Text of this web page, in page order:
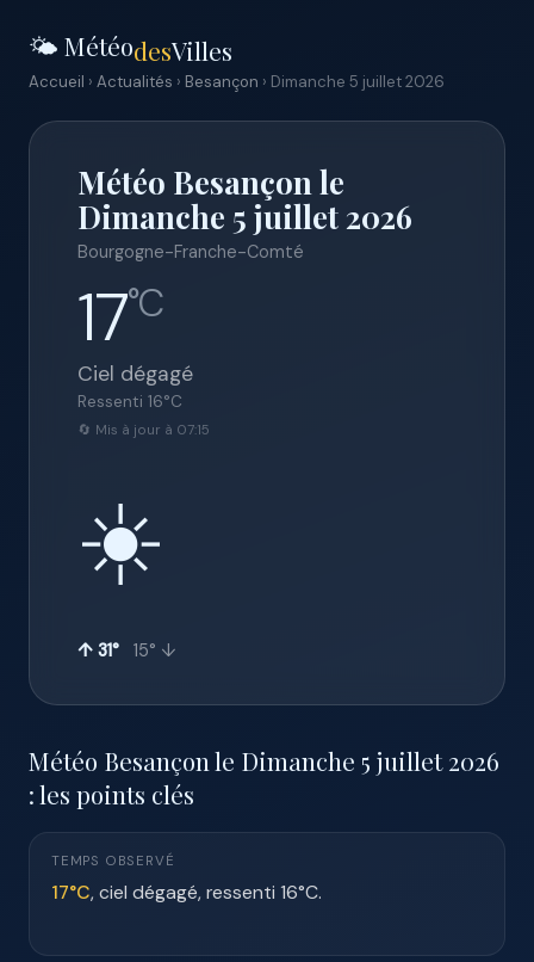
🌤️ MétéodesVilles
Accueil › Actualités › Besançon › Dimanche 5 juillet 2026
Météo Besançon le
Dimanche 5 juillet 2026
Bourgogne-Franche-Comté
17°C
Ciel dégagé
Ressenti 16°C
🔄 Mis à jour à 07:15
☀️
↑ 31° 15° ↓
Météo Besançon le Dimanche 5 juillet 2026
: les points clés
TEMPS OBSERVÉ
17°C, ciel dégagé, ressenti 16°C.